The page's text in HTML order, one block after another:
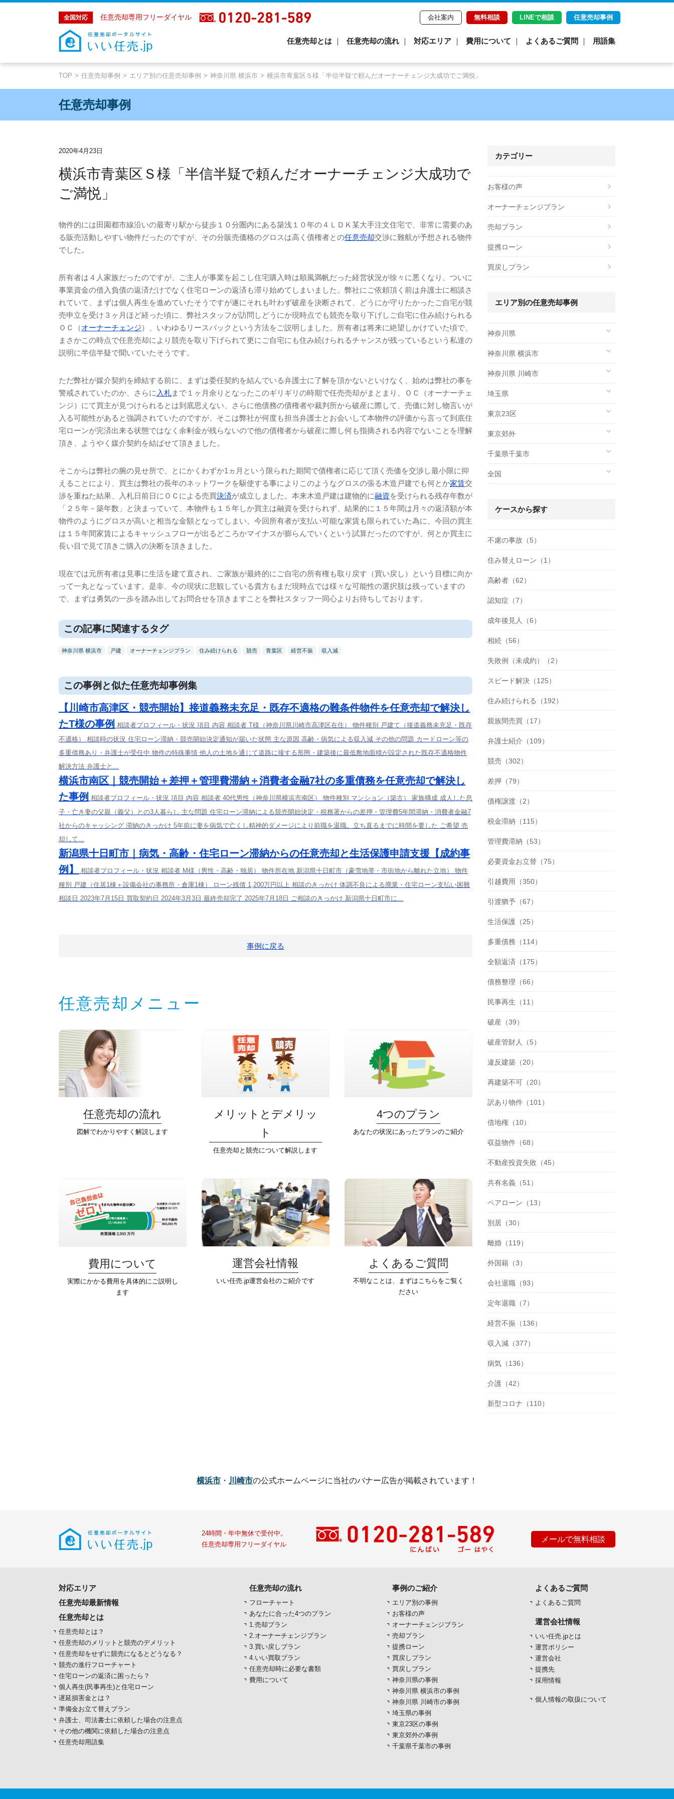
全国対応 任意売却専用フリーダイヤル 会社案内 無料相談 LINEで相談 任意売却事例
任意売却とは 任意売却の流れ 対応エリア 費用について よくあるご質問 用語集
TOP 任意売却事例 エリア別の任意売却事例 神奈川県 横浜市 横浜市青葉区Ｓ様「半信半疑で頼んだオーナーチェンジ大成功でご満悦」
任意売却事例
2020年4月23日
横浜市青葉区Ｓ様「半信半疑で頼んだオーナーチェンジ大成功で
ご満悦」
物件的には田園都市線沿いの最寄り駅から徒歩１０分圏内にある築浅１０年の４ＬＤＫ某大手注文住宅で、非常に需要のあ
る販売活動しやすい物件だったのですが、その分販売価格のグロスは高く債権者との任意売却交渉に難航が予想される物件
でした。
所有者は４人家族だったのですが、ご主人が事業を起こし住宅購入時は順風満帆だった経営状況が徐々に悪くなり、ついに
事業資金の借入負債の返済だけでなく住宅ローンの返済も滞り始めてしまいました。弊社にご依頼頂く前は弁護士に相談さ
れていて、まずは個人再生を進めていたそうですが遂にそれも叶わず破産を決断されて、どうにか守りたかったご自宅が競
売申立を受け３ヶ月ほど経った頃に、弊社スタッフが訪問しどうにか現時点でも競売を取り下げしご自宅に住み続けられる
ＯＣ（オーナーチェンジ）、いわゆるリースバックという方法をご説明しました。所有者は将来に絶望しかけていた頃で、
まさかこの時点で任意売却により競売を取り下げられて更にご自宅にも住み続けられるチャンスが残っているという私達の
説明に半信半疑で聞いていたそうです。
ただ弊社が媒介契約を締結する前に、まずは委任契約を結んでいる弁護士に了解を頂かないといけなく、始めは弊社の事を
警戒されていたのか、さらに 入札まで１ヶ月余りとなったこのギリギリの時期で任売売却がまとまり、ＯＣ（オーナーチェ
ンジ）にて買主が見つけられるとは到底思えない、さらに他債務の債権者や裁判所から破産に際して、売価に対し物言いが
入る可能性があると強調されていたのですが、そこは弊社が何度も担当弁護士とお会いして本物件の評価から言って到底住
宅ローンが完済出来る状態ではなく余剰金が残らないので他の債権者から破産に際し何も指摘される内容でないことを理解
頂き、ようやく媒介契約を結ばせて頂きました。
そこからは弊社の腕の見せ所で、とにかくわずか1ヵ月という限られた期間で債権者に応じて頂く売価を交渉し最小限に抑
えることにより、買主は弊社の長年のネットワークを駆使する事によりこのようなグロスの張る木造戸建でも何とか家賃交
渉を重ねた結果、入札日前日にＯＣによる売買決済が成立しました。本来木造戸建は建物的に融資を受けられる残存年数が
「２５年－築年数」と決まっていて、本物件も１５年しか買主は融資を受けられず、結果的に１５年間は月々の返済額が本
物件のようにグロスが高いと相当な金額となってしまい、今回所有者が支払い可能な家賃も限られていた為に、今回の買主
は１５年間家賃によるキャッシュフローが出るどころかマイナスが膨らんでいくという試算だったのですが、何とか買主に
長い目で見て頂きご購入の決断を頂きました。
現在では元所有者は見事に生活を建て直され、ご家族が最終的にご自宅の所有権も取り戻す（買い戻し）という目標に向か
って一丸となっています。是非、今の現状に悲観している貴方もまだ現時点では様々な可能性の選択肢は残っていますの
で、まずは勇気の一歩を踏み出してお問合せを頂きますことを弊社スタッフ一同心よりお待ちしております。
この記事に関連するタグ
神奈川県 横浜市 戸建 オーナーチェンジプラン 住み続けられる 競売 青葉区 経営不振 収入減
この事例と似た任意売却事例集
【川崎市高津区・競売開始】接道義務未充足・既存不適格の難条件物件を任意売却で解決し
たT様の事例 相談者プロフィール・状況 項目 内容 相談者 T様（神奈川県川崎市高津区在住） 物件種別 戸建て（接道義務未充足・既存
不適格） 相談時の状況 住宅ローン滞納・競売開始決定通知が届いた状態 主な原因 高齢・病気による収入減 その他の問題 カードローン等の
多重債務あり・弁護士が受任中 物件の特殊事情 他人の土地を通じて道路に接する形態・建築後に最低敷地面積が設定された既存不適格物件
解決方法 弁護士と...
横浜市南区｜競売開始＋差押＋管理費滞納＋消費者金融7社の多重債務を任意売却で解決し
た事例 相談者プロフィール・状況 項目 内容 相談者 40代男性（神奈川県横浜市南区） 物件種別 マンション（築古） 家族構成 成人した息
子・亡き妻の父親（義父）との3人暮らし 主な問題 住宅ローン滞納による競売開始決定・税務署からの差押・管理費5年間滞納・消費者金融7
社からのキャッシング 滞納のきっかけ 5年前に妻を病気で亡くし精神的ダメージにより前職を退職。立ち直るまでに時間を要した ご希望 売
却して...
新潟県十日町市｜病気・高齢・住宅ローン滞納からの任意売却と生活保護申請支援【成約事
例】
相談者プロフィール・状況 相談者 M様（男性・高齢・独居） 物件所在地 新潟県十日町市（豪雪地帯・市街地から離れた立地） 物件
種別 戸建（住居1棟＋設備会社の事務所・倉庫1棟） ローン残債 1,200万円以上 相談のきっかけ 体調不良による廃業・住宅ローン支払い困難
相談日 2023年7月15日 買取契約日 2024年3月3日 最終売却完了 2025年7月18日 ご相談のきっかけ 新潟県十日町市に...
事例に戻る
任意売却メニュー
任意売却の流れ
図解でわかりやすく解説します
メリットとデメリッ
ト
任意売却と競売について解説します
4つのプラン
あなたの状況にあったプランのご紹介
費用について
実際にかかる費用を具体的にご説明し
ます
運営会社情報
いい任売.jp運営会社のご紹介です
よくあるご質問
不明なことは、まずはこちらをご覧く
ださい
カテゴリー
お客様の声
オーナーチェンジプラン
売却プラン
提携ローン
買戻しプラン
エリア別の任意売却事例
神奈川県
神奈川県 横浜市
神奈川県 川崎市
埼玉県
東京23区
東京郊外
千葉県千葉市
全国
ケースから探す
不慮の事故（5）
住み替えローン（1）
高齢者（62）
認知症（7）
成年後見人（6）
相続（56）
失敗例（未成約）（2）
スピード解決（125）
住み続けられる（192）
親族間売買（17）
弁護士紹介（109）
競売（302）
差押（79）
債権譲渡（2）
税金滞納（115）
管理費滞納（53）
必要資金お立替（75）
引越費用（350）
引渡猶予（67）
生活保護（25）
多重債務（114）
全額返済（175）
債務整理（66）
民事再生（11）
破産（39）
破産管財人（5）
違反建築（20）
再建築不可（20）
訳あり物件（101）
借地権（10）
収益物件（68）
不動産投資失敗（45）
共有名義（51）
ペアローン（13）
別居（30）
離婚（119）
外国籍（3）
会社退職（93）
定年退職（7）
経営不振（136）
収入減（377）
病気（136）
介護（42）
新型コロナ（110）
横浜市 ・ 川崎市の公式ホームページに当社のバナー広告が掲載されています！
24時間・年中無休で受付中。
任意売却専用フリーダイヤル
メールで無料相談
対応エリア
任意売却最新情報
任意売却とは
任意売却とは？
任意売却のメリットと競売のデメリット
任意売却をせずに競売になるとどうなる？
競売の進行フローチャート
住宅ローンの返済に困ったら？
個人再生(民事再生)と住宅ローン
遅延損害金とは？
準備金お立て替えプラン
弁護士、司法書士に依頼した場合の注意点
その他の機関に依頼した場合の注意点
任意売却用語集
任意売却の流れ
フローチャート
あなたに合った4つのプラン
1.売却プラン
2.オーナーチェンジプラン
3.買い戻しプラン
4.いい買取プラン
任意売却時に必要な書類
費用について
事例のご紹介
エリア別の事例
お客様の声
オーナーチェンジプラン
売却プラン
提携ローン
買戻しプラン
買戻しプラン
神奈川県の事例
神奈川県 横浜市の事例
神奈川県 川崎市の事例
埼玉県の事例
東京23区の事例
東京郊外の事例
千葉県千葉市の事例
よくあるご質問
よくあるご質問
運営会社情報
いい任売.jpとは
運営ポリシー
運営会社
提携先
採用情報
個人情報の取扱について